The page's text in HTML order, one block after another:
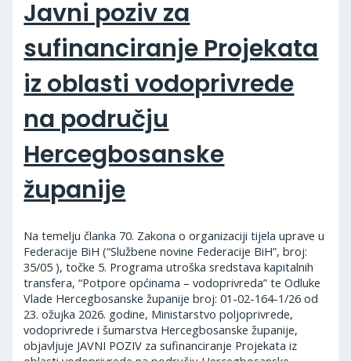
Javni poziv za
sufinanciranje Projekata
iz oblasti vodoprivrede
na području
Hercegbosanske
županije
Na temelju članka 70. Zakona o organizaciji tijela uprave u
Federacije BiH (“Službene novine Federacije BiH”, broj:
35/05 ), točke 5. Programa utroška sredstava kapitalnih
transfera, “Potpore općinama – vodoprivreda” te Odluke
Vlade Hercegbosanske županije broj: 01-02-164-1/26 od
23. ožujka 2026. godine, Ministarstvo poljoprivrede,
vodoprivrede i šumarstva Hercegbosanske županije,
objavljuje JAVNI POZIV za sufinanciranje Projekata iz